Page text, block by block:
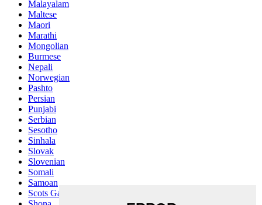
Malayalam
Maltese
Maori
Marathi
Mongolian
Burmese
Nepali
Norwegian
Pashto
Persian
Punjabi
Serbian
Sesotho
Sinhala
Slovak
Slovenian
Somali
Samoan
Scots Gaelic